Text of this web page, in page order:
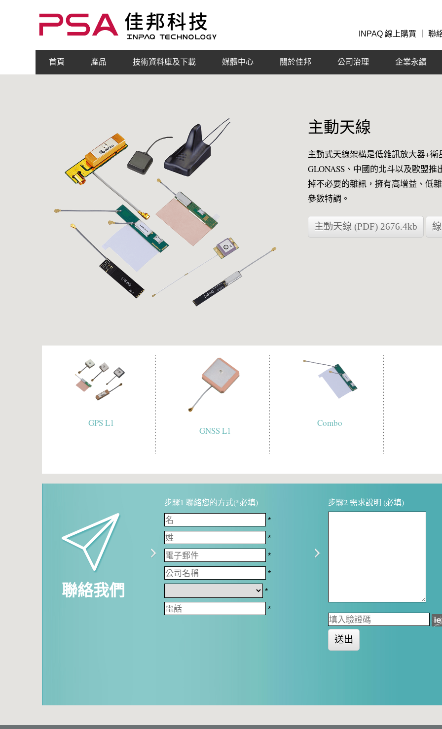
INPAQ 線上購買 聯
首頁 產品 技術資料庫及下載 媒體中心 關於佳邦 公司治理 企業永續
主動天線
主動式天線架構是低雜訊放大器+
GLONASS、中國的北斗以及歐盟
掉不必要的雜訊，擁有高增益、低
參數特調。
主動天線 (PDF) 2676.4kb
GPS L1
GNSS L1
Combo
聯絡我們
步驟1 聯絡您的方式(*必填)
*
*
*
*
*
*
步驟2 需求說明 (必填)
送出